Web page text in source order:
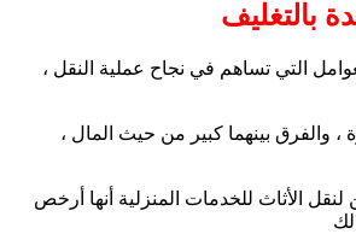
بالتغليف
التي تساهم في نجاح عملية النقل ،
، والفرق بينهما كبير من حيث المال ،
الأثاث للخدمات المنزلية أنها أرخص
لك